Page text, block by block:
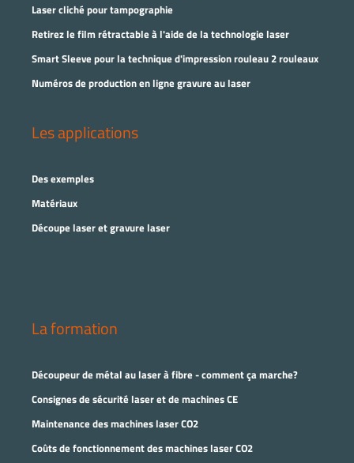
Laser cliché pour tampographie
Retirez le film rétractable à l'aide de la technologie laser
Smart Sleeve pour la technique d'impression rouleau 2 rouleaux
Numéros de production en ligne gravure au laser
Les applications
Des exemples
Matériaux
Découpe laser et gravure laser
La formation
Découpeur de métal au laser à fibre - comment ça marche?
Consignes de sécurité laser et de machines CE
Maintenance des machines laser CO2
Coûts de fonctionnement des machines laser CO2